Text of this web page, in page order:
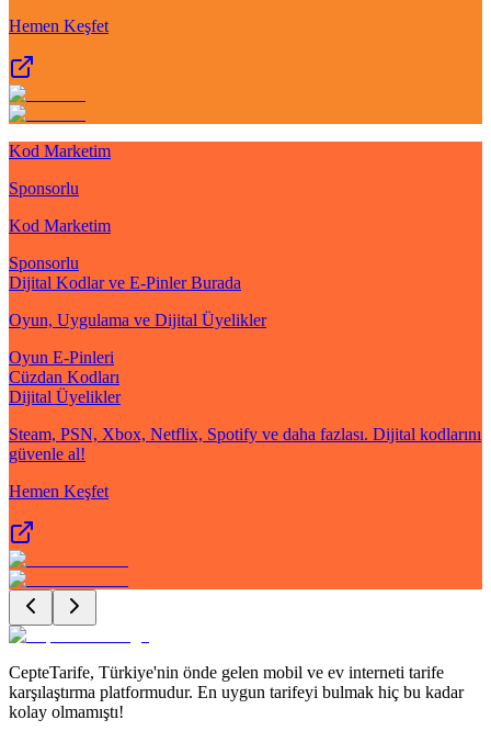
Hemen Keşfet
Kod Marketim
Sponsorlu
Kod Marketim
Sponsorlu
Dijital Kodlar ve E-Pinler Burada
Oyun, Uygulama ve Dijital Üyelikler
Oyun E-Pinleri
Cüzdan Kodları
Dijital Üyelikler
Steam, PSN, Xbox, Netflix, Spotify ve daha fazlası. Dijital kodlarını
güvenle al!
Hemen Keşfet
CepteTarife, Türkiye'nin önde gelen mobil ve ev interneti tarife
karşılaştırma platformudur. En uygun tarifeyi bulmak hiç bu kadar
kolay olmamıştı!